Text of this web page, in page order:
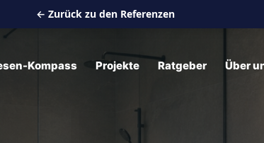
Kompass Projekte Ratgeber Über
← Zurück zu den Referenzen